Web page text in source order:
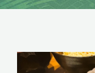
食物アレル
版）